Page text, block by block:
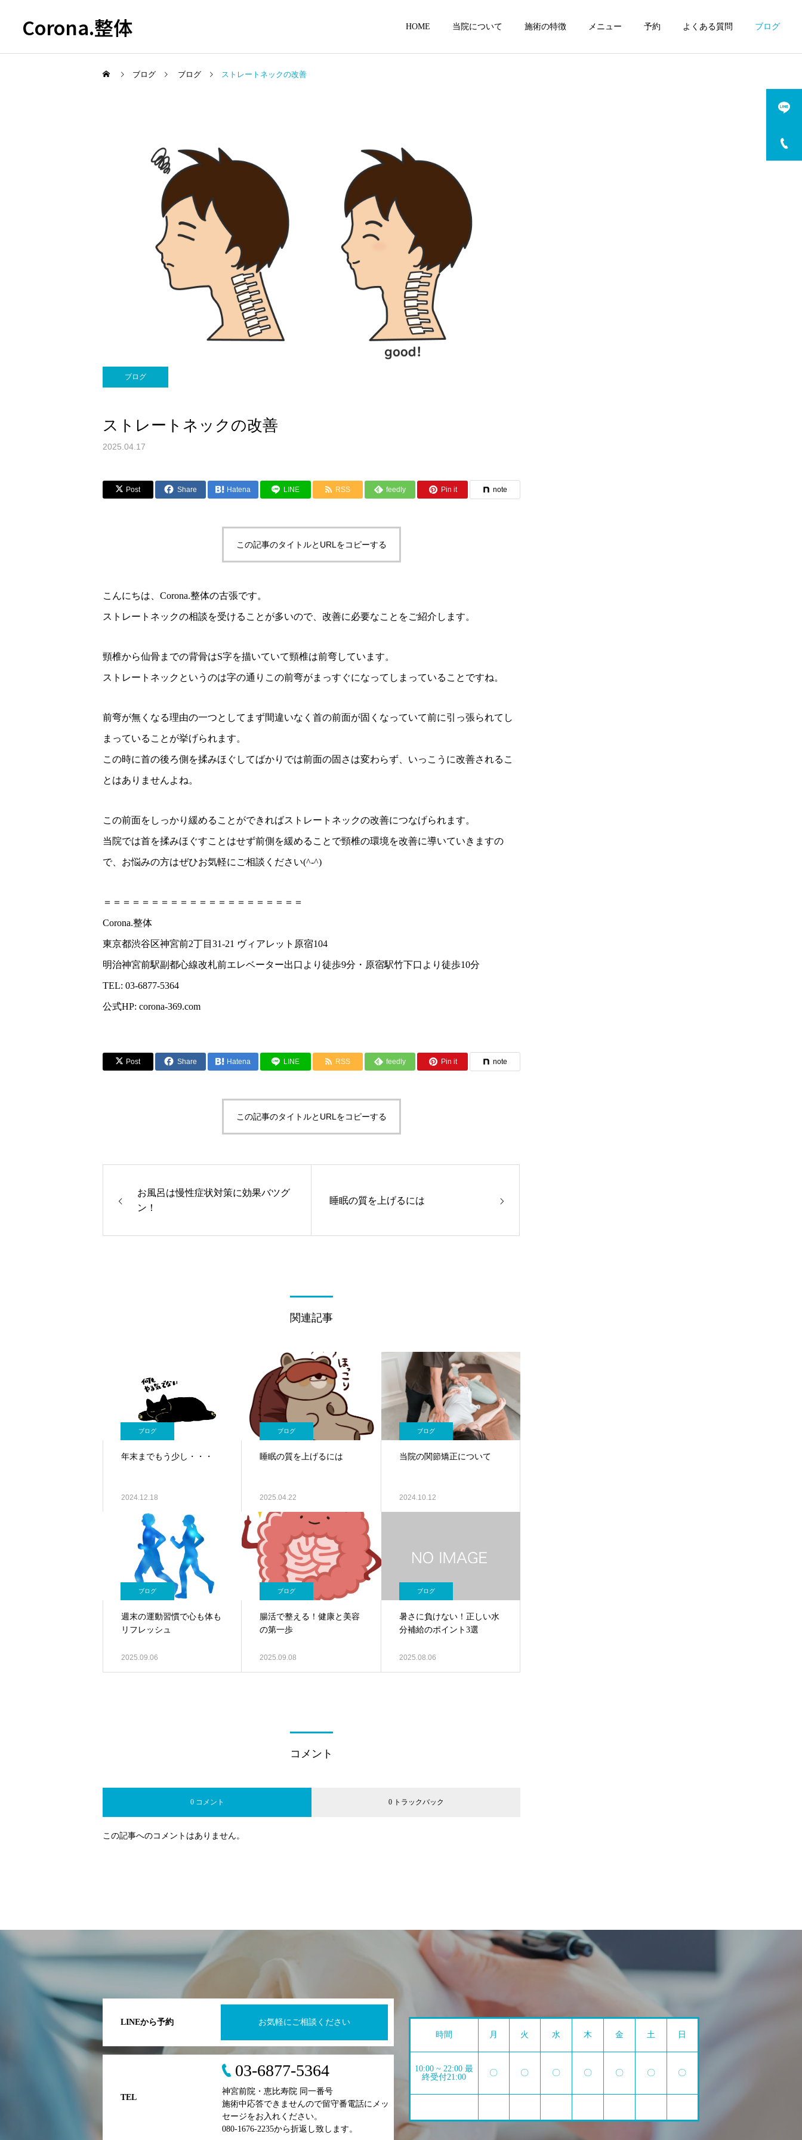
Corona.整体 HOME 当院について 施術の特徴 メニュー 予約 よくある質問 ブログ
ブログ ブログ ストレートネックの改善
ブログ
ストレートネックの改善
2025.04.17
Post Share Hatena LINE RSS feedly Pin it note
この記事のタイトルとURLをコピーする
こんにちは、Corona.整体の古張です。
ストレートネックの相談を受けることが多いので、改善に必要なことをご紹介します。
頸椎から仙骨までの背骨はS字を描いていて頸椎は前弯しています。
ストレートネックというのは字の通りこの前弯がまっすぐになってしまっていることですね。
前弯が無くなる理由の一つとしてまず間違いなく首の前面が固くなっていて前に引っ張られてし
まっていることが挙げられます。
この時に首の後ろ側を揉みほぐしてばかりでは前面の固さは変わらず、いっこうに改善されるこ
とはありませんよね。
この前面をしっかり緩めることができればストレートネックの改善につなげられます。
当院では首を揉みほぐすことはせず前側を緩めることで頸椎の環境を改善に導いていきますの
で、お悩みの方はぜひお気軽にご相談ください(^-^)
＝＝＝＝＝＝＝＝＝＝＝＝＝＝＝＝＝＝＝＝＝
Corona.整体
東京都渋谷区神宮前2丁目31-21 ヴィアレット原宿104
明治神宮前駅副都心線改札前エレベーター出口より徒歩9分・原宿駅竹下口より徒歩10分
TEL: 03-6877-5364
公式HP: corona-369.com
Post Share Hatena LINE RSS feedly Pin it note
この記事のタイトルとURLをコピーする
お風呂は慢性症状対策に効果バツグ
ン！
睡眠の質を上げるには
関連記事
ブログ
年末までもう少し・・・
2024.12.18
ブログ
睡眠の質を上げるには
2025.04.22
ブログ
当院の関節矯正について
2024.10.12
ブログ
週末の運動習慣で心も体も
リフレッシュ
2025.09.06
ブログ
腸活で整える！健康と美容
の第一歩
2025.09.08
ブログ
暑さに負けない！正しい水
分補給のポイント3選
2025.08.06
コメント
0 コメント 0 トラックバック
この記事へのコメントはありません。
LINEから予約 お気軽にご相談ください
TEL
03-6877-5364
神宮前院・恵比寿院 同一番号
施術中応答できませんので留守番電話にメッ
セージをお入れください。
080-1676-2235から折返し致します。
時間 月 火 水 木 金 土 日
10:00 ~ 22:00 最
終受付21:00
〇 〇 〇 〇 〇 〇 〇